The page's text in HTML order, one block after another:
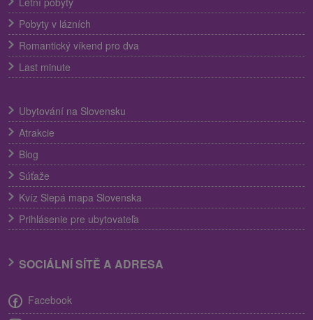
Pobyty v lázních
Romantický víkend pro dva
Last minute
Ubytování na Slovensku
Atrakcie
Blog
Súťaže
Kvíz Slepá mapa Slovenska
Prihlásenie pre ubytovateľa
SOCIÁLNÍ SÍTĚ A ADRESA
Facebook